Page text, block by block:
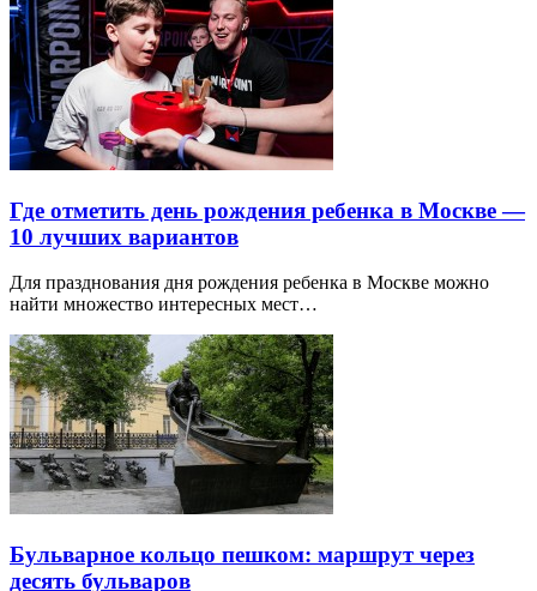
Где отметить день рождения ребенка в Москве —
10 лучших вариантов
Для празднования дня рождения ребенка в Москве можно
найти множество интересных мест…
Бульварное кольцо пешком: маршрут через
десять бульваров